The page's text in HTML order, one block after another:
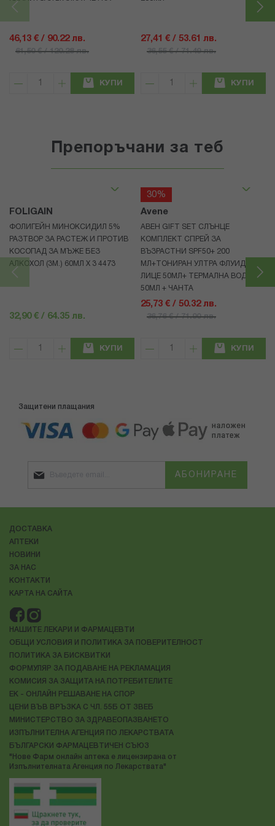
46,13 € / 90.22 лв.
61,50 € / 120.28 лв.
КУПИ
27,41 € / 53.61 лв.
36,55 € / 71.49 лв.
КУПИ
Препоръчани за теб
FOLIGAIN
ФОЛИГЕЙН МИНОКСИДИЛ 5%
РАЗТВОР ЗА РАСТЕЖ И ПРОТИВ
КОСОПАД ЗА МЪЖЕ БЕЗ
АЛКОХОЛ (3М.) 60МЛ X 3 4473
32,90 € / 64.35 лв.
КУПИ
30%
Avene
АВЕН GIFT SET СЛЪНЦЕ
КОМПЛЕКТ СПРЕЙ ЗА
ВЪЗРАСТНИ SPF50+ 200
МЛ+ТОНИРАН УЛТРА ФЛУИД ЗА
ЛИЦЕ 50МЛ+ ТЕРМАЛНА ВОДА
50МЛ + ЧАНТА
25,73 € / 50.32 лв.
36,76 € / 71.90 лв.
КУПИ
Защитени плащания
АБОНИРАНЕ
ДОСТАВКА
АПТЕКИ
НОВИНИ
ЗА НАС
КОНТАКТИ
КАРТА НА САЙТА
НАШИТЕ ЛЕКАРИ И ФАРМАЦЕВТИ
ОБЩИ УСЛОВИЯ И ПОЛИТИКА ЗА ПОВЕРИТЕЛНОСТ
ПОЛИТИКА ЗА БИСКВИТКИ
ФОРМУЛЯР ЗА ПОДАВАНЕ НА РЕКЛАМАЦИЯ
КОМИСИЯ ЗА ЗАЩИТА НА ПОТРЕБИТЕЛИТЕ
ЕК - ОНЛАЙН РЕШАВАНЕ НА СПОР
ЦЕНИ ВЪВ ВРЪЗКА С ЧЛ. 55Б ОТ ЗВЕБ
МИНИСТЕРСТВО ЗА ЗДРАВЕОПАЗВАНЕТО
ИЗПЪЛНИТЕЛНА АГЕНЦИЯ ПО ЛЕКАРСТВАТА
БЪЛГАРСКИ ФАРМАЦЕВТИЧЕН СЪЮЗ
"Нове Фарм онлайн аптека е лицензирана от
Изпълнителната Агенция по Лекарствата"